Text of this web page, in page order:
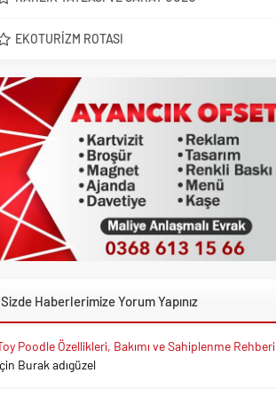
EKOTURIZM ROTASI
Sizde Haberlerimize Yorum Yapınız
Poodle Özellikleri, Bakımı ve Sahiplenme Rehberi
Burak adıgüzel